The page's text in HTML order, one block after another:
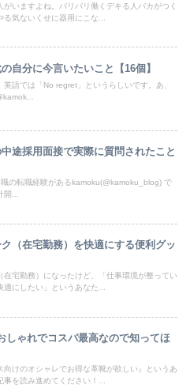
がいますよね。バリバリ働くデキる人バカがつく
気ないくせに器用にこな...
自分に今言いたいこと【16個】
英語では「No regret」というらしいです。あ、
途採用面接で実際に質問されたこと
の転職経験があるkamoku(@kamoku_blog) で
開...
（在宅勤務）を快適にする便利グッ
在宅勤務）になったけど、「仕事環境が整ってい
適にしたい」というあなた...
しゃれでコスパ最高なので知ってほ
向けのオシャレでお得な革靴が欲しい』というあ
事を読み進めてください！...